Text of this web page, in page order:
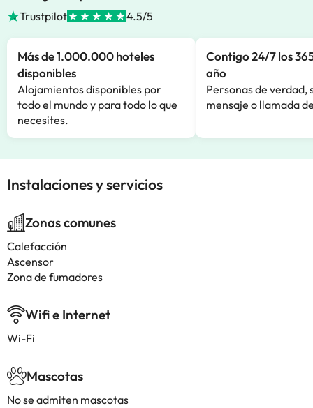
Trustpilot 4.5/5
Más de 1.000.000 hoteles
disponibles
Alojamientos disponibles por
todo el mundo y para todo lo que
necesites.
Contigo 24/7 los
año
Personas de verdad,
mensaje o llamada
Instalaciones y servicios
Zonas comunes
Calefacción
Ascensor
Zona de fumadores
Wifi e Internet
Wi-Fi
Mascotas
No se admiten mascotas